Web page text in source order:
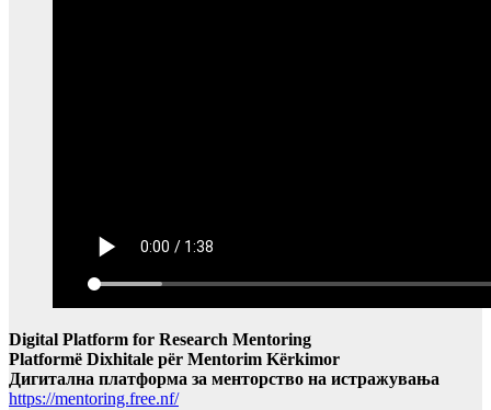
Digital Platform for Research Mentoring
Platformë Dixhitale për Mentorim Kërkimor
Дигитална платформа за менторство на истражувања
https://mentoring.free.nf/